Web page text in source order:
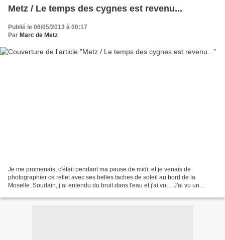
Metz / Le temps des cygnes est revenu...
Publié le 06/05/2013 à 00:17
Par Marc de Metz
Je me promenais, c'était pendant ma pause de midi, et je venais de
photographier ce reflet avec ses belles taches de soleil au bord de la
Moselle. Soudain, j’ai entendu du bruit dans l'eau et j'ai vu… J'ai vu un